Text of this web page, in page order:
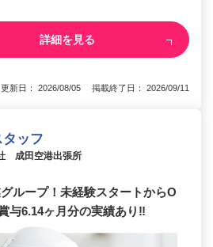
詳細を見る
更新日： 2026/08/05 掲載終了日： 2026/09/11
ッフ
成田空港出張所
ループ！未経験スタートからO
与6.14ヶ月分の実績あり‼